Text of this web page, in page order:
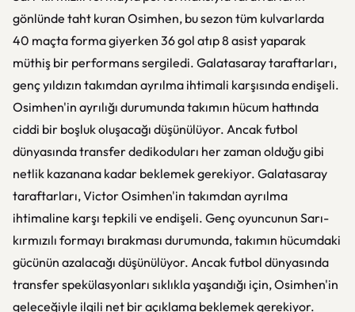
gönlünde taht kuran Osimhen, bu sezon tüm kulvarlarda
40 maçta forma giyerken 36 gol atıp 8 asist yaparak
müthiş bir performans sergiledi. Galatasaray taraftarları,
genç yıldızın takımdan ayrılma ihtimali karşısında endişeli.
Osimhen'in ayrılığı durumunda takımın hücum hattında
ciddi bir boşluk oluşacağı düşünülüyor. Ancak futbol
dünyasında transfer dedikoduları her zaman olduğu gibi
netlik kazanana kadar beklemek gerekiyor. Galatasaray
taraftarları, Victor Osimhen'in takımdan ayrılma
ihtimaline karşı tepkili ve endişeli. Genç oyuncunun Sarı-
kırmızılı formayı bırakması durumunda, takımın hücumdaki
gücünün azalacağı düşünülüyor. Ancak futbol dünyasında
transfer spekülasyonları sıklıkla yaşandığı için, Osimhen'in
geleceğiyle ilgili net bir açıklama beklemek gerekiyor.